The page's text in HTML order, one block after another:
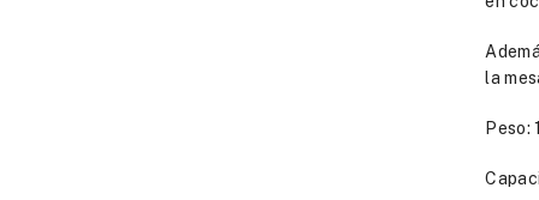
la
Peso: